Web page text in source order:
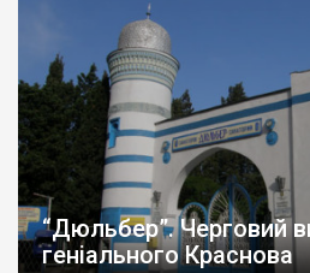
“Дюльбер”. Черговий
геніального Краснова